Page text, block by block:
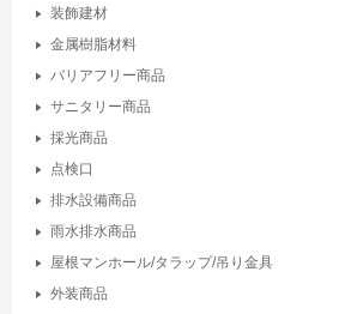
装飾建材
金属樹脂材料
バリアフリー商品
サニタリー商品
採光商品
点検口
排水設備商品
雨水排水商品
屋根マンホール/タラップ/吊り金具
外装商品